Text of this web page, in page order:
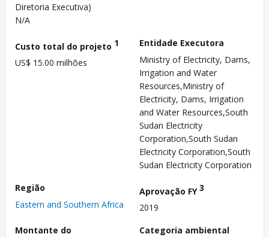
Diretoria Executiva)
N/A
Custo total do projeto 1
US$ 15.00 milhões
Entidade Executora
Ministry of Electricity, Dams,
Irrigation and Water
Resources,Ministry of
Electricity, Dams, Irrigation
and Water Resources,South
Sudan Electricity
Corporation,South Sudan
Electricity Corporation,South
Sudan Electricity Corporation
Região
Eastern and Southern Africa
Aprovação FY3
2019
Montante do
Categoria ambiental